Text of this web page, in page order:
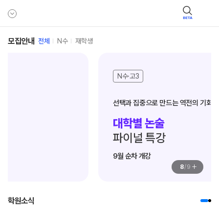
BETA
모집안내 전체 N수 재학생
8/9 +
학원소식